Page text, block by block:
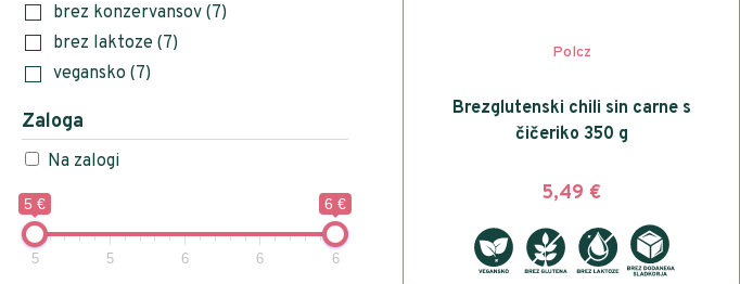
brez konzervansov (7)
brez laktoze (7)
vegansko (7)
Na zalogi
5 € 6 €
5 5 6 6 6
Polcz
Brezglutenski chili sin carne s
čičeriko 350 g
5,49 €